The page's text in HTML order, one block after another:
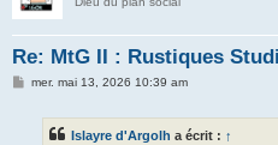
Re: MtG II : Rustiques
Mmer. mai 13, 2026 10:39 am
Islayre d'Argolh a écrit : ↑